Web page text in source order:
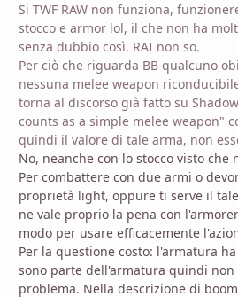
Si TWF RAW non funziona,
stocco e armor lol, il che non ha
senza dubbio così. RAI non so.
Per ciò che riguarda BB qualcuno
nessuna melee weapon
torna al discorso già fatto su
counts as a simple melee weapon"
quindi il valore di tale arma, non
No, neanche con lo stocco visto
Per combattere con due armi o
proprietà light, oppure ti serve il
ne vale proprio la pena con
modo per usare efficacemente
Per la questione costo: l'armatura
sono parte dell'armatura quindi non
problema. Nella descrizione di